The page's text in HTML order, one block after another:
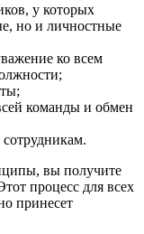
у которых
но и личностные
ко всем
команды и обмен
вы получите
процесс для всех
принесет